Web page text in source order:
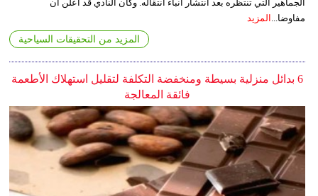
الجماهير التي تنتظره بعد انتشار أنباء انتقاله. وكان النادي قد أعلن أن
مفاوضا... المزيد
المزيد من التحقيقات السياحية
6 بدائل منزلية بسيطة ومنخفضة التكلفة لتقليل استهلاك الأطعمة
فائقة المعالجة